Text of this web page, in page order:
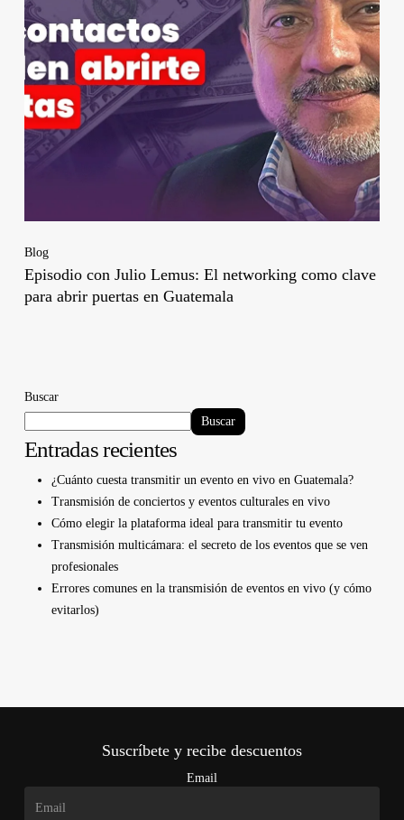
Blog
Episodio con Julio Lemus: El networking como clave
para abrir puertas en Guatemala
Buscar
Buscar
Entradas recientes
¿Cuánto cuesta transmitir un evento en vivo en Guatemala?
Transmisión de conciertos y eventos culturales en vivo
Cómo elegir la plataforma ideal para transmitir tu evento
Transmisión multicámara: el secreto de los eventos que se ven
profesionales
Errores comunes en la transmisión de eventos en vivo (y cómo
evitarlos)
Suscríbete y recibe descuentos
Email